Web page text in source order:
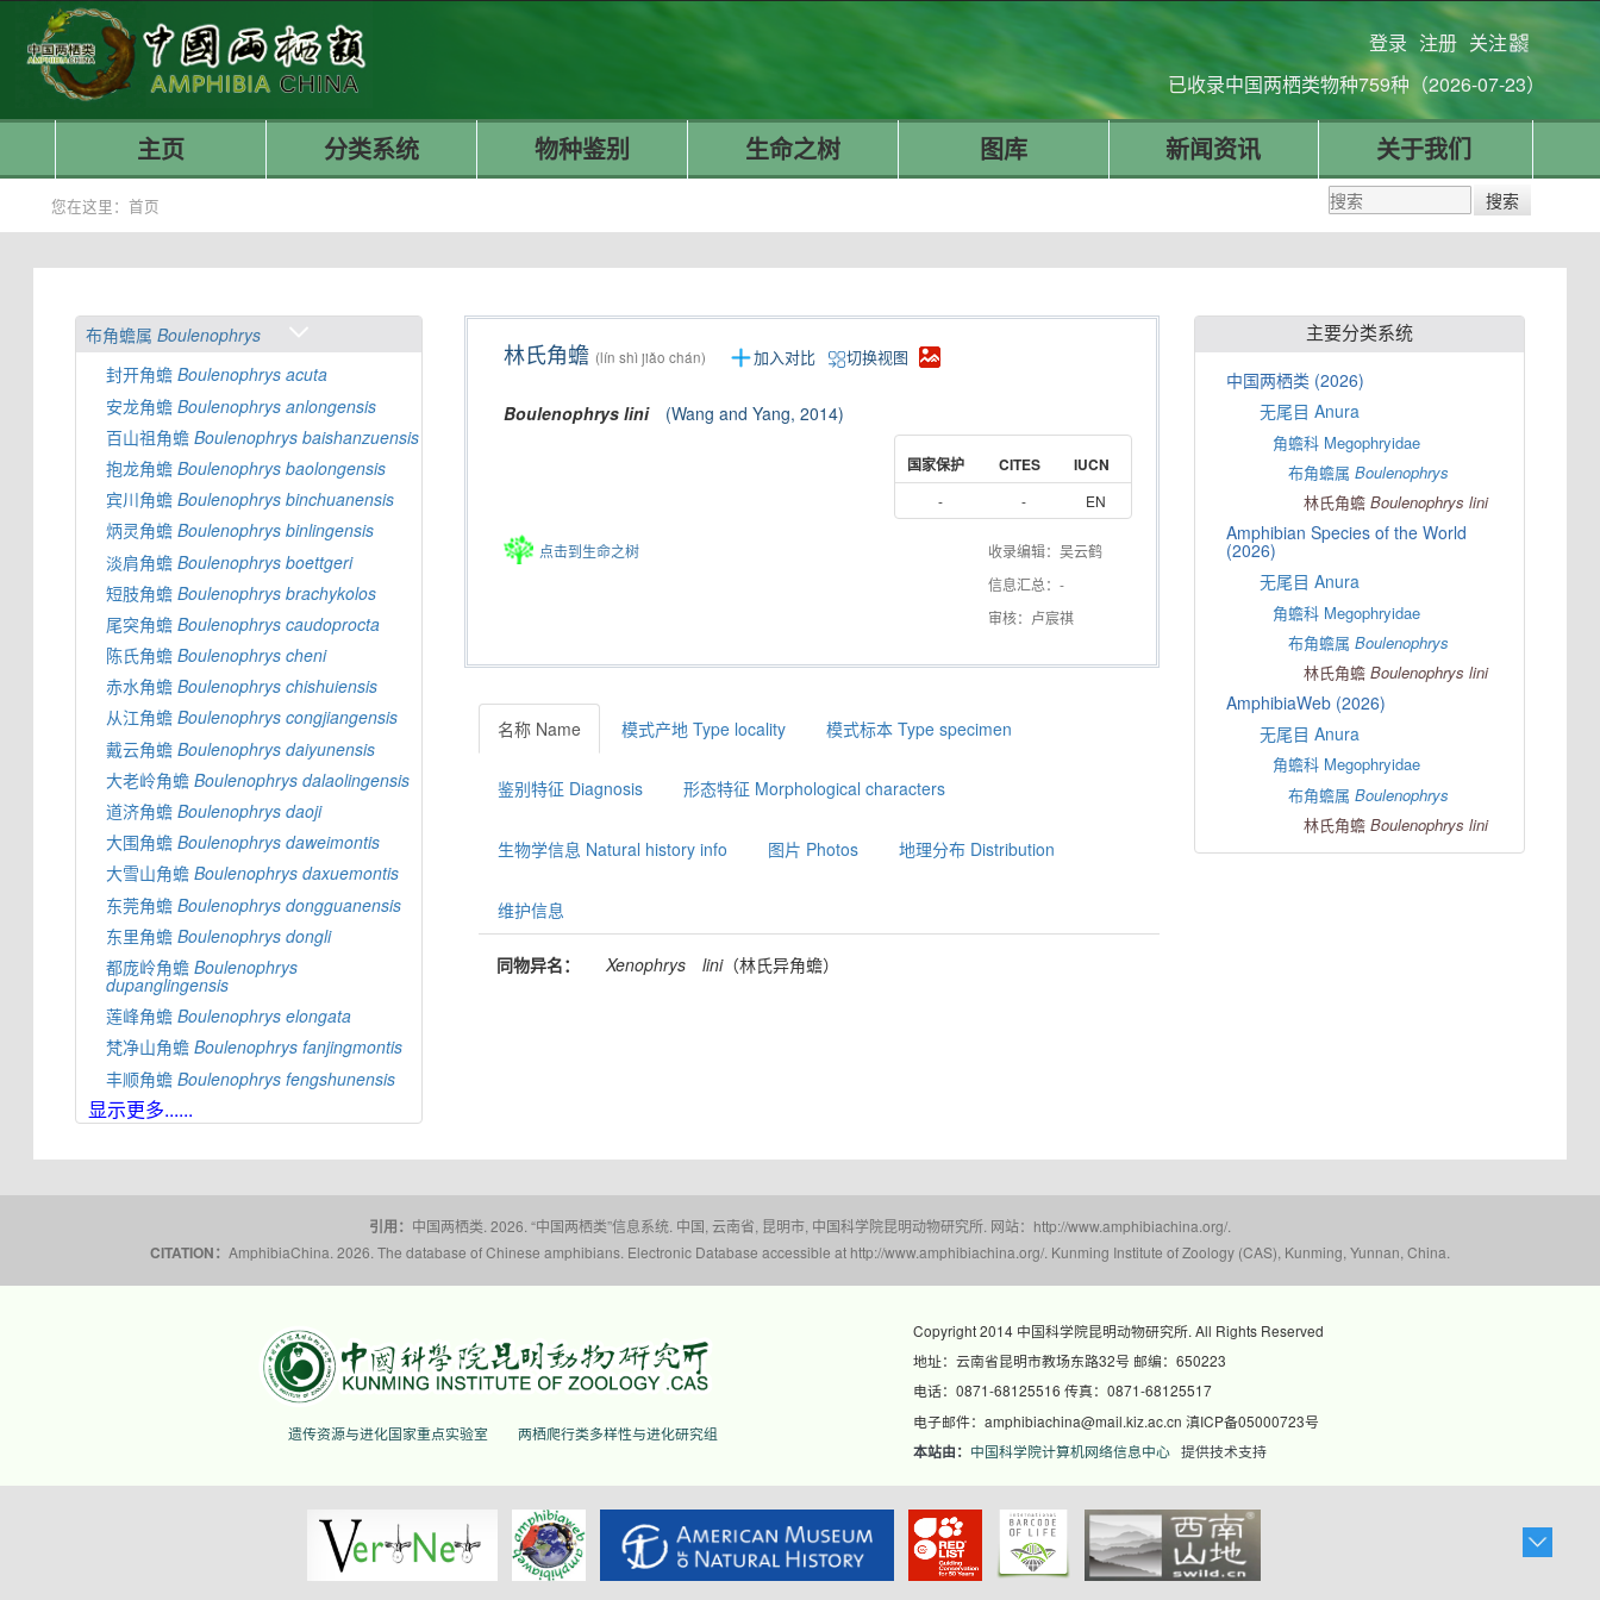
登录 注册 关注
已收录中国两栖类物种759种（2026-07-23）
主页 分类系统 物种鉴别 生命之树 图库 新闻资讯 关于我们
您在这里：首页
布角蟾属Boulenophrys
封开角蟾Boulenophrys acuta
安龙角蟾Boulenophrys anlongensis
百山祖角蟾Boulenophrys baishanzuensis
抱龙角蟾Boulenophrys baolongensis
宾川角蟾Boulenophrys binchuanensis
炳灵角蟾Boulenophrys binlingensis
淡肩角蟾Boulenophrys boettgeri
短肢角蟾Boulenophrys brachykolos
尾突角蟾Boulenophrys caudoprocta
陈氏角蟾Boulenophrys cheni
赤水角蟾Boulenophrys chishuiensis
从江角蟾Boulenophrys congjiangensis
戴云角蟾Boulenophrys daiyunensis
大老岭角蟾Boulenophrys dalaolingensis
道济角蟾Boulenophrys daoji
大围角蟾Boulenophrys daweimontis
大雪山角蟾Boulenophrys daxuemontis
东莞角蟾Boulenophrys dongguanensis
东里角蟾Boulenophrys dongli
都庞岭角蟾Boulenophrys
dupanglingensis
莲峰角蟾Boulenophrys elongata
梵净山角蟾Boulenophrys fanjingmontis
丰顺角蟾Boulenophrys fengshunensis
高栏岛角蟾
揭阳角蟾Boulenophrys hungtai
南澳岛角蟾Boulenophrys insularis
Boulenophrys jingdongensis
Boulenophrys jinggangensis
Boulenophrys jiulianensis
kuatunensis
lichun
显示更多......
林氏角蟾 (lín shì jiǎo chán) 加入对比 切换视图
Boulenophrys lini (Wang and Yang, 2014)
国家保护 CITES IUCN
- - EN
点击到生命之树
收录编辑：吴云鹤
信息汇总：-
审核：卢宸祺
名称 Name 模式产地 Type locality 模式标本 Type specimen
鉴别特征 Diagnosis 形态特征 Morphological characters
生物学信息 Natural history info 图片 Photos 地理分布 Distribution
维护信息
同物异名： Xenophrys lini（林氏异角蟾）
主要分类系统
中国两栖类 (2026)
无尾目 Anura
角蟾科 Megophryidae
布角蟾属Boulenophrys
林氏角蟾Boulenophrys lini
Amphibian Species of the World
(2026)
无尾目 Anura
角蟾科 Megophryidae
布角蟾属Boulenophrys
林氏角蟾Boulenophrys lini
AmphibiaWeb (2026)
无尾目 Anura
角蟾科 Megophryidae
布角蟾属Boulenophrys
林氏角蟾Boulenophrys lini
引用： 中国两栖类. 2026. “中国两栖类”信息系统. 中国, 云南省, 昆明市, 中国科学院昆明动物研究所. 网站：http://www.amphibiachina.org/.
CITATION： AmphibiaChina. 2026. The database of Chinese amphibians. Electronic Database accessible at http://www.amphibiachina.org/. Kunming Institute of Zoology (CAS), Kunming, Yunnan, China.
遗传资源与进化国家重点实验室 两栖爬行类多样性与进化研究组
Copyright 2014 中国科学院昆明动物研究所. All Rights Reserved
地址：云南省昆明市教场东路32号 邮编：650223
电话：0871-68125516 传真：0871-68125517
电子邮件：amphibiachina@mail.kiz.ac.cn 滇ICP备05000723号
本站由： 中国科学院计算机网络信息中心提供技术支持